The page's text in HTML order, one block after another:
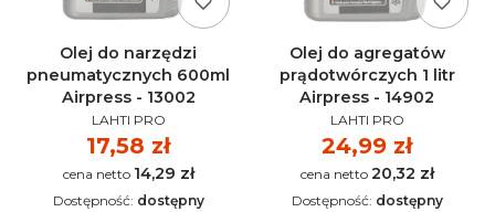
Olej do narzędzi
pneumatycznych 600ml
Airpress - 13002
PRODUCENT
LAHTI PRO
Cena
17,58 zł
Cena 14,29 zł
Dostępność: dostępny
Olej do agregatów
prądotwórczych 1 litr
Airpress - 14902
PRODUCENT
LAHTI PRO
Cena
24,99 zł
Cena 20,32 zł
Dostępność: dostępny